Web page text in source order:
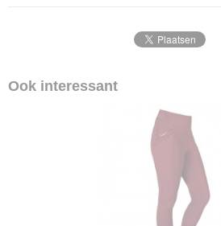
Ook interessant